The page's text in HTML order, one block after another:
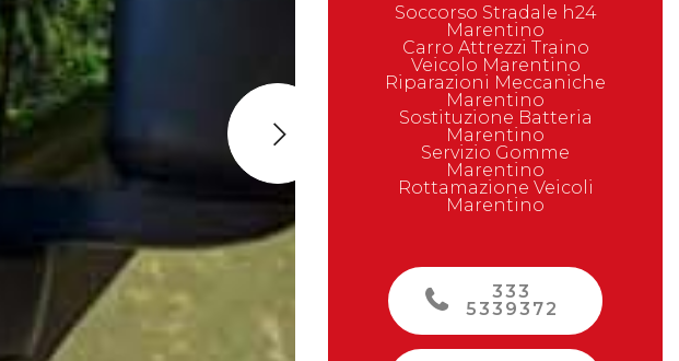
Next
Soccorso Stradale h24
Marentino
Carro Attrezzi Traino
Veicolo Marentino
Riparazioni Meccaniche
Marentino
Sostituzione Batteria
Marentino
Servizio Gomme
Marentino
Rottamazione Veicoli
Marentino
333
5339372